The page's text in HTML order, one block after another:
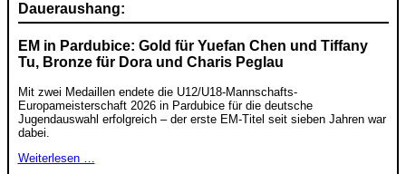
Daueraushang:
EM in Pardubice: Gold für Yuefan Chen und Tiffany
Tu, Bronze für Dora und Charis Peglau
Mit zwei Medaillen endete die U12/U18-Mannschafts-
Europameisterschaft 2026 in Pardubice für die deutsche
Jugendauswahl erfolgreich – der erste EM-Titel seit sieben Jahren war
dabei.
Weiterlesen …